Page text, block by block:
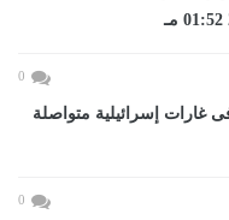
0
طفلان و27 مصاباً فى غارات إسرائيلية متواصلة
0